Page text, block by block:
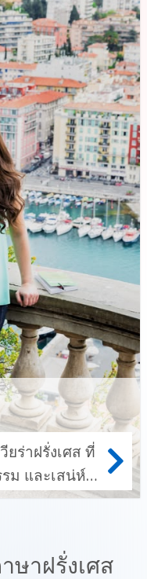
ยร่าฝรั่งเศส ที่
ม และเสน่ห์
ษาฝรั่งเศส